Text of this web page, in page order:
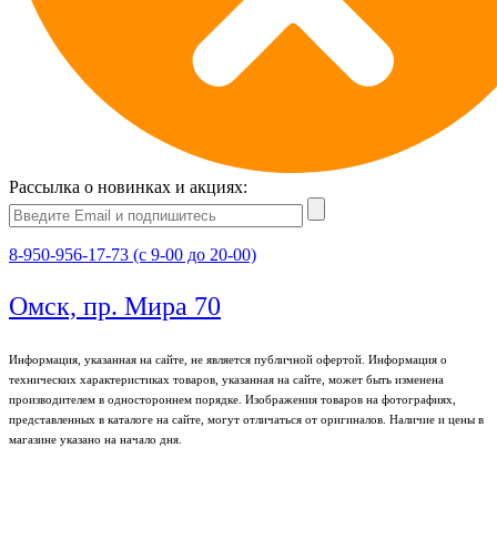
Рассылка о новинках и акциях:
8-950-956-17-73 (с 9-00 до 20-00)
Омск, пр. Мира 70
Информация, указанная на сайте, не является публичной офертой. Информация о
технических характеристиках товаров, указанная на сайте, может быть изменена
производителем в одностороннем порядке. Изображения товаров на фотографиях,
представленных в каталоге на сайте, могут отличаться от оригиналов. Наличие и цены в
магазине указано на начало дня.